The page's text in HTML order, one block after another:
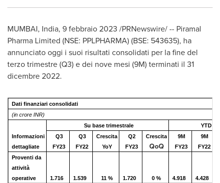
MUMBAI, India, 9 febbraio 2023 /PRNewswire/ -- Piramal
Pharma Limited (NSE: PPLPHARMA) (BSE: 543635), ha
annunciato oggi i suoi risultati consolidati per la fine del
terzo trimestre (Q3) e dei nove mesi (9M) terminati il 31
dicembre 2022.
Dati finanziari consolidati
(in crore INR)
Informazioni
dettagliate
Su base trimestrale
YTD
Q3
FY23
Q3
FY22
Crescita
YoY
Q2
FY23
Crescita
QoQ
9M
FY23
9M
FY22
Proventi da
attività
operative
1.716 1.539 11 % 1.720 0 % 4.918
4.428